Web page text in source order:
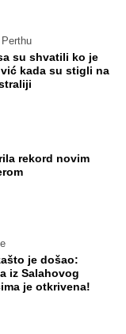
su shvatili ko je
kada su stigli na
rekord novim
je došao:
iz Salahovog
je otkrivena!